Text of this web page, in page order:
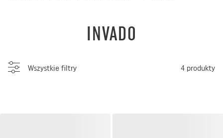
INVADO
Wszystkie filtry 4 produkty